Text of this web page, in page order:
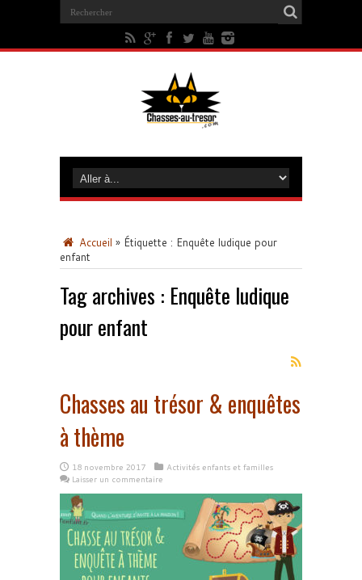
Accueil » Étiquette : Enquête ludique pour
enfant
Tag archives : Enquête ludique
pour enfant
Chasses au trésor & enquêtes
à thème
18 novembre 2017
Activités enfants et familles
Laisser un commentaire